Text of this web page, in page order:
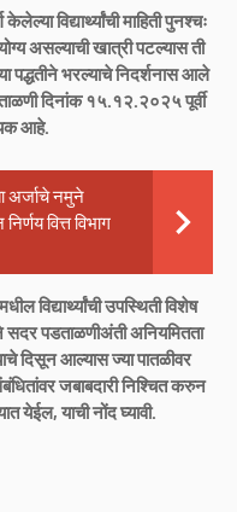
विद्यार्थ्यांची माहिती पुनश्चः
असल्याची खात्री पटल्यास ती
पद्धतीने भरल्याचे निदर्शनास आले
दिनांक १५.१२.२०२५ पूर्वी
आहे.
अर्जाचे नमुने
वित्त विभाग
विद्यार्थ्यांची उपस्थिती विशेष
सदर पडताळणीअंती अनियमितता
दिसून आल्यास ज्या पातळीवर
जबाबदारी निश्चित करुन
येईल, याची नोंद घ्यावी.